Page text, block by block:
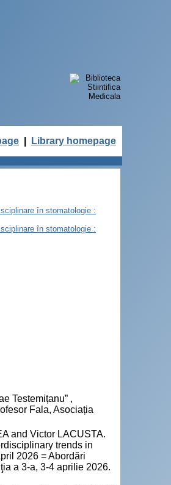
Library homepage
în stomatologie :
în stomatologie :
Testemițanu” ,
Fala, Asociația
and Victor LACUSTA.
trends in
2026 = Abordări
a 3-a, 3-4 aprilie 2026.